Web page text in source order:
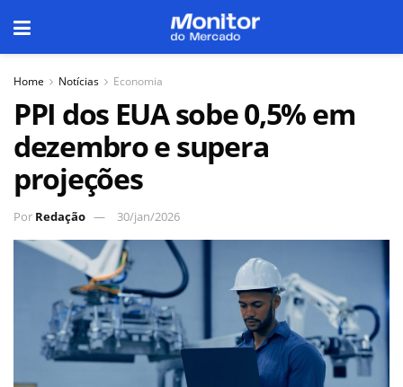
Home Notícias Economia
PPI dos EUA sobe 0,5% em
dezembro e supera
projeções
Por Redação 30/jan/2026